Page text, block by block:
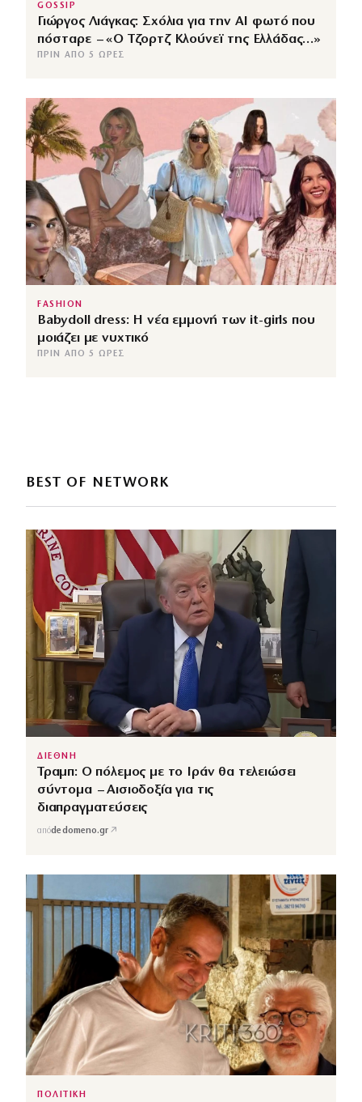
GOSSIP
Γιώργος Λιάγκας: Σχόλια για την ΑΙ φωτό που
πόσταρε – «Ο Τζορτζ Κλούνεϊ της Ελλάδας…»
ΠΡΙΝ ΑΠΌ 5 ΏΡΕΣ
FASHION
Babydoll dress: Η νέα εμμονή των it-girls που
μοιάζει με νυχτικό
ΠΡΙΝ ΑΠΌ 5 ΏΡΕΣ
BEST OF NETWORK
ΔΙΕΘΝΗ
Τραμπ: Ο πόλεμος με το Ιράν θα τελειώσει
σύντομα – Αισιοδοξία για τις
διαπραγματεύσεις
απόdedomeno.gr ↗
ΠΟΛΙΤΙΚΗ